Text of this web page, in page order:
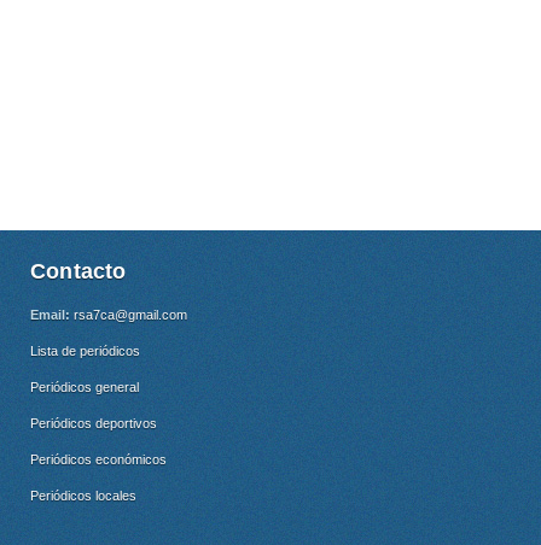
Contacto
Email: rsa7ca@gmail.com
Lista de periódicos
Periódicos general
Periódicos deportivos
Periódicos económicos
Periódicos locales